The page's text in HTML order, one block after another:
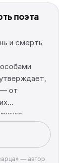
поэта
и смерть
— от
является
— автор